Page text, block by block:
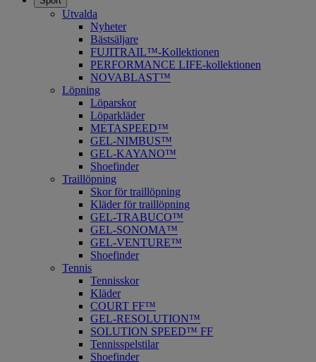
Utvalda
Nyheter
Bästsäljare
FUJITRAIL™-Kollektionen
PERFORMANCE LIFE-kollektionen
NOVABLAST™
Löpning
Löparskor
Löparkläder
METASPEED™
​GEL-NIMBUS™
GEL-KAYANO™
Shoefinder
Traillöpning
Skor för traillöpning
Kläder för traillöpning
GEL-TRABUCO™
GEL-SONOMA™
GEL-VENTURE™
Shoefinder
Tennis
Tennisskor
Kläder
COURT FF™
GEL-RESOLUTION™
SOLUTION SPEED™ FF
Tennisspelstilar
Shoefinder